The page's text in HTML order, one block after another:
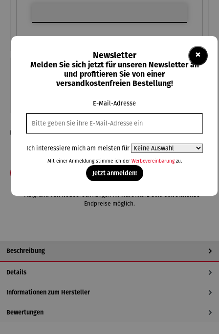
Teile diese Konfiguration
Ich habe die Konfiguration überprüft und bestätige die Richtigkeit
In den Warenkorb
**Aufgrund von Neuberechnungen im Warenkorb sind abweichende
Endpreise möglich.
Beschreibung
Details
Informationen zum Hersteller
Bewertungen
×
Newsletter
Melden Sie sich jetzt für unseren Newsletter an
und profitieren Sie von einer
versandkostenfreien Bestellung!
E-Mail-Adresse
Ich interessiere mich am meisten für
Mit einer Anmeldung stimme ich der Werbevereinbarungzu.
Jetzt anmelden!